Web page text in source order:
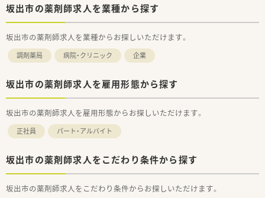
広げたい方
坂出市の薬剤師求人を業種から探す
坂出市の薬剤師求人を業種からお探しいただけます。
調剤薬局 病院・クリニック 企業
坂出市の薬剤師求人を雇用形態から探す
坂出市の薬剤師求人を雇用形態からお探しいただけます。
正社員 パート・アルバイト
坂出市の薬剤師求人をこだわり条件から探す
坂出市の薬剤師求人をこだわり条件からお探しいただけます。